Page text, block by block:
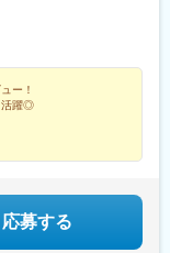
自動車・バイク通勤
対策：院内禁煙
ー！
活躍◎
応募する